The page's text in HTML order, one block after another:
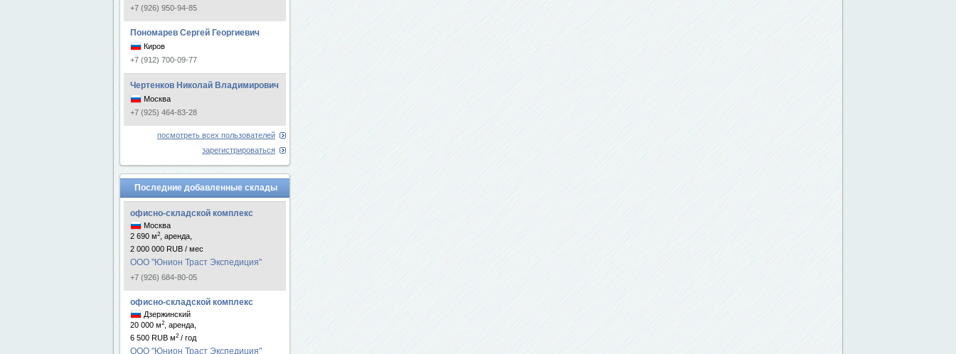
+7 (926) 950-94-85
Пономарев Сергей Георгиевич
Киров
+7 (912) 700-09-77
Чертенков Николай Владимирович
Москва
+7 (925) 464-83-28
посмотреть всех пользователей
зарегистрироваться
Последние добавленные склады
офисно-складской комплекс
Москва
2 690 м2
, аренда,
2 000 000 RUB / мес
ООО "Юнион Траст Экспедиция"
+7 (926) 684-80-05
офисно-складской комплекс
Дзержинский
20 000 м2
, аренда,
6 500 RUB м2 / год
ООО "Юнион Траст Экспедиция"